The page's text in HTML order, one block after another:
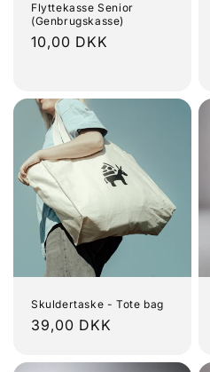
Flyttekasse Senior
(Genbrugskasse)
Normalpris
10,00 DKK
Skuldertaske - Tote bag
Normalpris
39,00 DKK